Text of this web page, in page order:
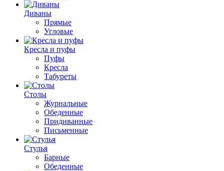
Диваны
Прямые
Угловые
Кресла и пуфы
Пуфы
Кресла
Табуреты
Столы
Журнальные
Обеденные
Придиванные
Письменные
Стулья
Барные
Обеденные